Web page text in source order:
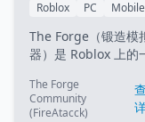
(Roblox)
Roblox PC Mobile
The Forge（锻造模
器）是 Roblox 上的
Beta 测试阶段。玩家
戏中扮演铁匠大师，
The Forge
Community
(FireAtacck)